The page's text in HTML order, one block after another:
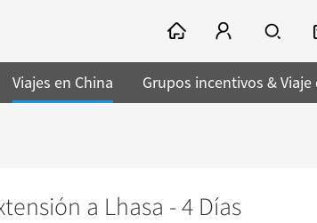
Viajes en China Grupos incentivos &
a Lhasa - 4 Días